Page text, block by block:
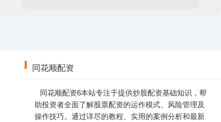
同花顺配资
同花顺配资6本站专注于提供炒股配资基础知识，帮
助投资者全面了解股票配资的运作模式、风险管理及
操作技巧。通过详尽的教程、实用的案例分析和最新